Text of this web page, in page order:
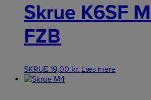
Skrue K6SF
FZB
SKRUE 19,00 kr. Læs mere